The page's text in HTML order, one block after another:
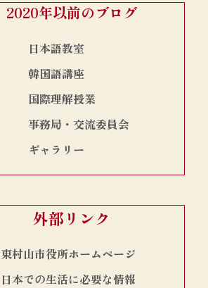
2020年以前のブログ
日本語教室
韓国語講座
国際理解授業
事務局・交流委員会
ギャラリー
外部リンク
東村山市役所ホームページ
日本での生活に必要な情報